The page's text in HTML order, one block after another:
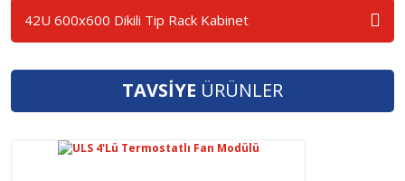
42U 600x600 Dikili Tip Rack Kabinet
TAVSİYE ÜRÜNLER